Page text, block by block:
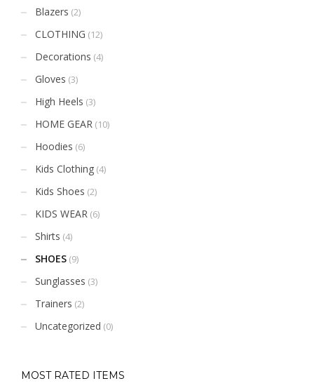
Blazers (2)
CLOTHING (12)
Decorations (4)
Gloves (3)
High Heels (3)
HOME GEAR (10)
Hoodies (6)
Kids Clothing (4)
Kids Shoes (2)
KIDS WEAR (6)
Shirts (4)
SHOES (9)
Sunglasses (3)
Trainers (2)
Uncategorized (0)
MOST RATED ITEMS